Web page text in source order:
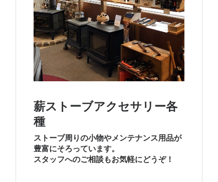
薪ストーブアクセサリー各
種
ストーブ周りの小物やメンテナンス用品が
豊富にそろっています。
スタッフへのご相談もお気軽にどうぞ！